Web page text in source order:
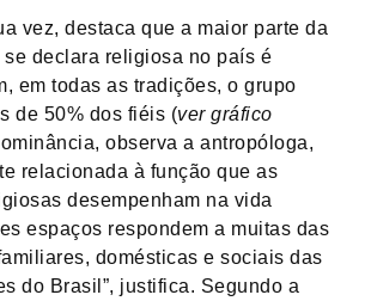
vez, destaca que a maior parte da
declara religiosa no país é
em todas as tradições, o grupo
de 50% dos fiéis (ver gráfico
observa a antropóloga,
relacionada à função que as
desempenham na vida
espaços respondem a muitas das
domésticas e sociais das
do Brasil”, justifica. Segundo a